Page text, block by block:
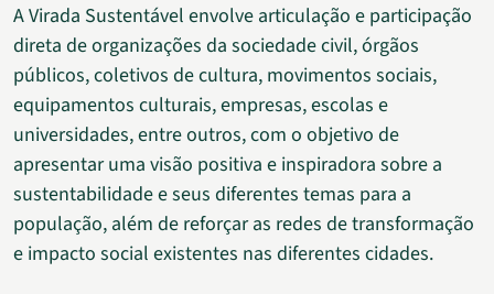
A Virada Sustentável envolve articulação e participação
direta de organizações da sociedade civil, órgãos
públicos, coletivos de cultura, movimentos sociais,
equipamentos culturais, empresas, escolas e
universidades, entre outros, com o objetivo de
apresentar uma visão positiva e inspiradora sobre a
sustentabilidade e seus diferentes temas para a
população, além de reforçar as redes de transformação
e impacto social existentes nas diferentes cidades.